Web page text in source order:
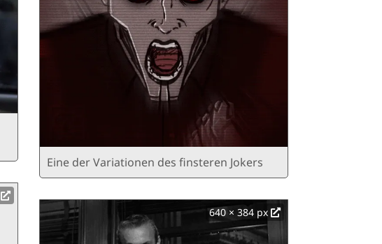
Eine der Variationen des finsteren Jokers
640 × 384 px